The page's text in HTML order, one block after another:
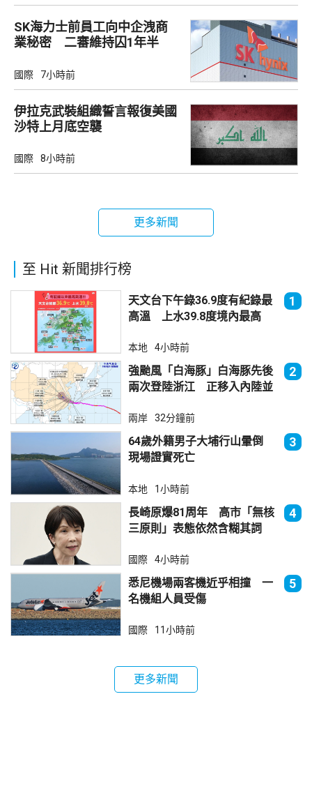
SK海力士前員工向中企洩商
業秘密 二審維持囚1年半
國際 7小時前
伊拉克武裝組織誓言報復美國
沙特上月底空襲
國際 8小時前
更多新聞
至 Hit 新聞排行榜
天文台下午錄36.9度有紀錄最
高溫 上水39.8度境內最高
1
本地 4小時前
強颱風「白海豚」白海豚先後
兩次登陸浙江 正移入內陸並
2
兩岸 32分鐘前
64歲外籍男子大埔行山暈倒
現場證實死亡
3
本地 1小時前
長崎原爆81周年 高市「無核
三原則」表態依然含糊其詞
4
國際 4小時前
悉尼機場兩客機近乎相撞 一
名機組人員受傷
5
國際 11小時前
更多新聞